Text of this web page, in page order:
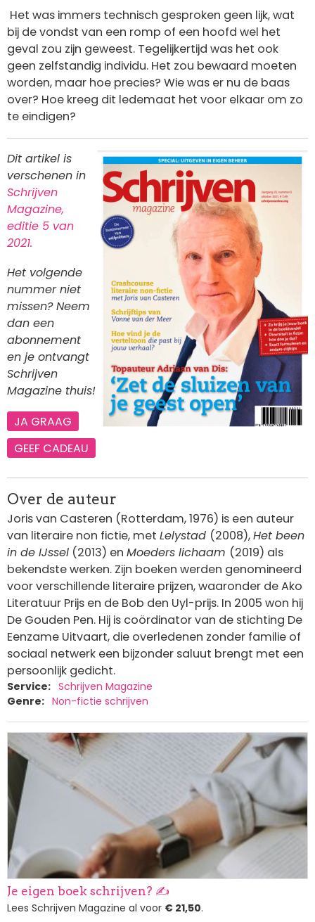
Het was immers technisch gesproken geen lijk, wat
bij de vondst van een romp of een hoofd wel het
geval zou zijn geweest. Tegelijkertijd was het ook
geen zelfstandig individu. Het zou bewaard moeten
worden, maar hoe precies? Wie was er nu de baas
over? Hoe kreeg dit ledemaat het voor elkaar om zo
te eindigen?
Afbeelding
Dit artikel is
verschenen in
Schrijven
Magazine,
editie 5 van
2021.
Het volgende
nummer niet
missen? Neem
dan een
abonnement
en je ontvangt
Schrijven
Magazine thuis!
JA GRAAG
GEEF CADEAU
Over de auteur
Joris van Casteren (Rotterdam, 1976) is een auteur
van literaire non fictie, met Lelystad (2008),Het been
in de IJssel (2013) en Moeders lichaam (2019) als
bekendste werken. Zijn boeken werden genomineerd
voor verschillende literaire prijzen, waaronder de Ako
Literatuur Prijs en de Bob den Uyl-prijs. In 2005 won hij
De Gouden Pen. Hij is coördinator van de stichting De
Eenzame Uitvaart, die overledenen zonder familie of
sociaal netwerk een bijzonder saluut brengt met een
persoonlijk gedicht.
Service
Schrijven Magazine
Genre
Non-fictie schrijven
Afbeelding
Je eigen boek schrijven? ✍️
Lees Schrijven Magazine al voor € 21,50.